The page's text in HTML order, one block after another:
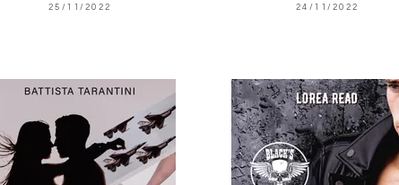
25/11/2022 24/11/2022